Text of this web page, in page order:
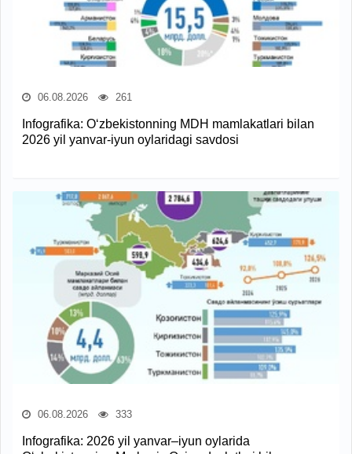
06.08.2026 261
Infografika: O‘zbekistonning MDH mamlakatlari bilan
2026 yil yanvar-iyun oylaridagi savdosi
06.08.2026 333
Infografika: 2026 yil yanvar–iyun oylarida